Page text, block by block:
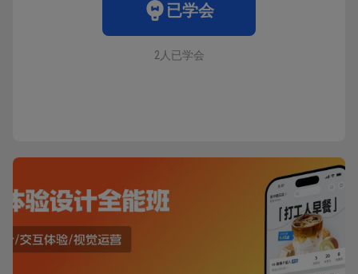
已学会
2人已学会